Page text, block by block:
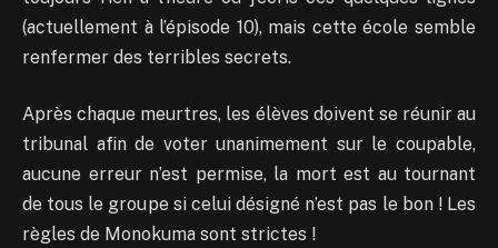
(actuellement à l’épisode 10), mais cette école semble
renfermer des terribles secrets.
Après chaque meurtres, les élèves doivent se réunir au
tribunal afin de voter unanimement sur le coupable,
aucune erreur n’est permise, la mort est au tournant
de tous le groupe si celui désigné n’est pas le bon ! Les
règles de Monokuma sont strictes !